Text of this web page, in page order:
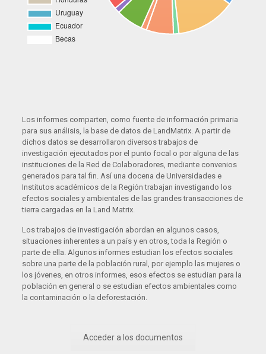
Los informes comparten, como fuente de información primaria
para sus análisis, la base de datos de LandMatrix. A partir de
dichos datos se desarrollaron diversos trabajos de
investigación ejecutados por el punto focal o por alguna de las
instituciones de la Red de Colaboradores, mediante convenios
generados para tal fin. Así una docena de Universidades e
Institutos académicos de la Región trabajan investigando los
efectos sociales y ambientales de las grandes transacciones de
tierra cargadas en la Land Matrix.
Los trabajos de investigación abordan en algunos casos,
situaciones inherentes a un país y en otros, toda la Región o
parte de ella. Algunos informes estudian los efectos sociales
sobre una parte de la población rural, por ejemplo las mujeres o
los jóvenes, en otros informes, esos efectos se estudian para la
población en general o se estudian efectos ambientales como
la contaminación o la deforestación.
Acceder a los documentos